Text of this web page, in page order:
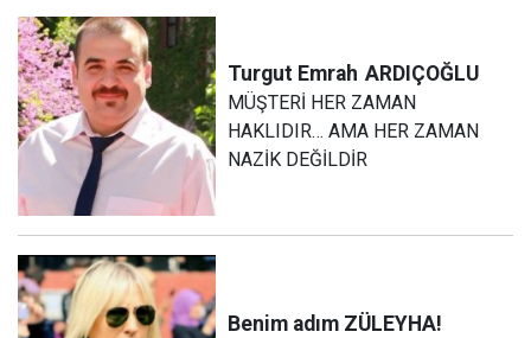
Turgut Emrah ARDIÇOĞLU
MÜŞTERİ HER ZAMAN
HAKLIDIR… AMA HER ZAMAN
NAZİK DEĞİLDİR
Benim adım ZÜLEYHA!